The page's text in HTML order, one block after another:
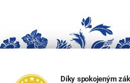
Díky spokojeným